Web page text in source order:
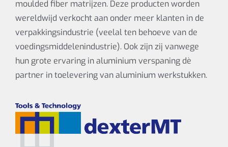
moulded fiber matrijzen. Deze producten worden
wereldwijd verkocht aan onder meer klanten in de
verpakkingsindustrie (veelal ten behoeve van de
voedingsmiddelenindustrie). Ook zijn zij vanwege
hun grote ervaring in aluminium verspaning dè
partner in toelevering van aluminium werkstukken.